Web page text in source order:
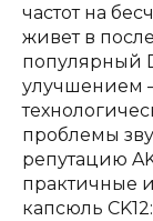
частот на
живет в
популярный
улучшением
проблемы
репутацию
практичные
капсюль